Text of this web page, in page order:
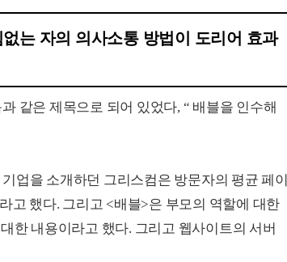
는 자의 의사소통 방법이 도리어 효과
같은 제목으로 되어 있었다, “ 배블을 인수해
업을 소개하던 그리스컴은 방문자의 평균 페이
고 했다. 그리고 <배블>은 부모의 역할에 대한
한 내용이라고 했다. 그리고 웹사이트의 서버